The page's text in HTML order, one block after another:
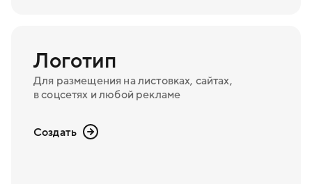
Логотип
Для размещения на листовках, сайтах,
в соцсетях и любой рекламе
Создать